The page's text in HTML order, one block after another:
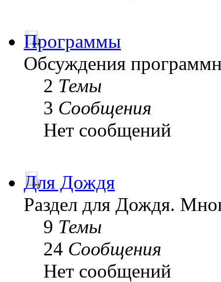
Программы
Обсуждения
2 Темы
3 Сообщения
Нет сообщений
Для Дождя
Раздел для Дождя.
9 Темы
24 Сообщения
Нет сообщений